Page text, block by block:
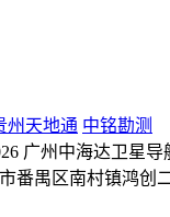
州天地通 中铭勘测
广州中海达卫星导
番禺区南村镇鸿创